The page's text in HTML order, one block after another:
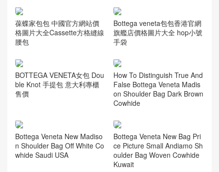
葆蝶家包包 中國官方網站價
格圖片大全Cassette方格縫線
腰包
Bottega veneta包包香港官網
旗艦店價格圖片大全 hop小號
手袋
BOTTEGA VENETA女包 Dou
ble Knot 手提包 意大利專櫃
售價
How To Distinguish True And
False Bottega Veneta Madis
on Shoulder Bag Dark Brown
Cowhide
Bottega Veneta New Madiso
n Shoulder Bag Off White Co
whide Saudi USA
Bottega Veneta New Bag Pri
ce Picture Small Andiamo Sh
oulder Bag Woven Cowhide
Kuwait